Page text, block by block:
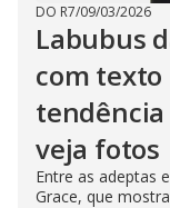
DO R7/09/03/2026
Labubus
com
veja fotos
Entre as adeptas
Grace, que